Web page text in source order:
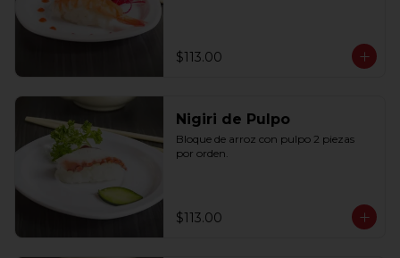
$113.00
Nigiri de Pulpo
Bloque de arroz con pulpo 2 piezas
por orden.
$113.00